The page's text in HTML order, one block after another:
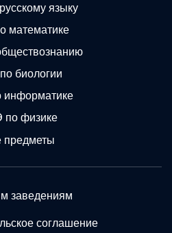
языку
математике
биологии
по физике
предметы
заведениям
соглашение